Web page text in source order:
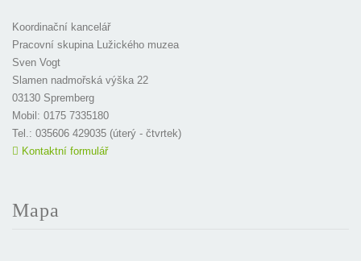
Koordinační kancelář
Pracovní skupina Lužického muzea
Sven Vogt
Slamen nadmořská výška 22
03130 Spremberg
Mobil: 0175 7335180
Tel.: 035606 429035 (úterý - čtvrtek)
Kontaktní formulář
Mapa